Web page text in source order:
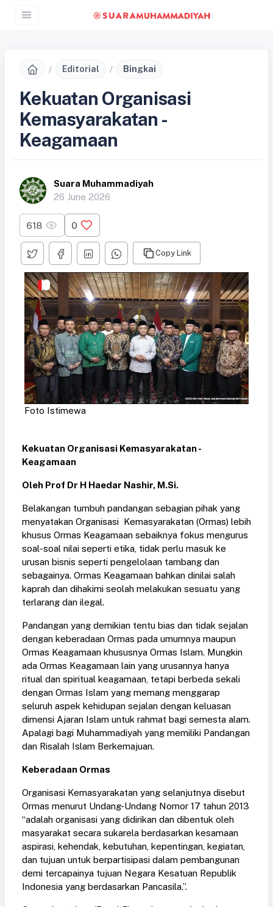
Editorial Bingkai
Kekuatan Organisasi
Kemasyarakatan -
Keagamaan
Suara Muhammadiyah
26 June 2026
618 0
Copy Link
Foto Istimewa
Kekuatan Organisasi Kemasyarakatan -
Keagamaan
Oleh Prof Dr H Haedar Nashir, M.Si.
Belakangan tumbuh pandangan sebagian pihak yang
menyatakan Organisasi Kemasyarakatan (Ormas) lebih
khusus Ormas Keagamaan sebaiknya fokus mengurus
soal-soal nilai seperti etika, tidak perlu masuk ke
urusan bisnis seperti pengelolaan tambang dan
sebagainya. Ormas Keagamaan bahkan dinilai salah
kaprah dan dihakimi seolah melakukan sesuatu yang
terlarang dan ilegal.
Pandangan yang demikian tentu bias dan tidak sejalan
dengan keberadaan Ormas pada umumnya maupun
Ormas Keagamaan khususnya Ormas Islam. Mungkin
ada Ormas Keagamaan lain yang urusannya hanya
ritual dan spiritual keagamaan, tetapi berbeda sekali
dengan Ormas Islam yang memang menggarap
seluruh aspek kehidupan sejalan dengan keluasan
dimensi Ajaran Islam untuk rahmat bagi semesta alam.
Apalagi bagi Muhammadiyah yang memiliki Pandangan
dan Risalah Islam Berkemajuan.
Keberadaan Ormas
Organisasi Kemasyarakatan yang selanjutnya disebut
Ormas menurut Undang-Undang Nomor 17 tahun 2013
“adalah organisasi yang didirikan dan dibentuk oleh
masyarakat secara sukarela berdasarkan kesamaan
aspirasi, kehendak, kebutuhan, kepentingan, kegiatan,
dan tujuan untuk berpartisipasi dalam pembangunan
demi tercapainya tujuan Negara Kesatuan Republik
Indonesia yang berdasarkan Pancasila.”.